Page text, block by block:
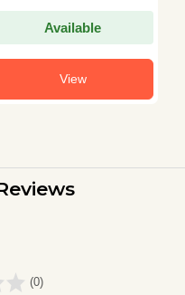
Available
View
(0)